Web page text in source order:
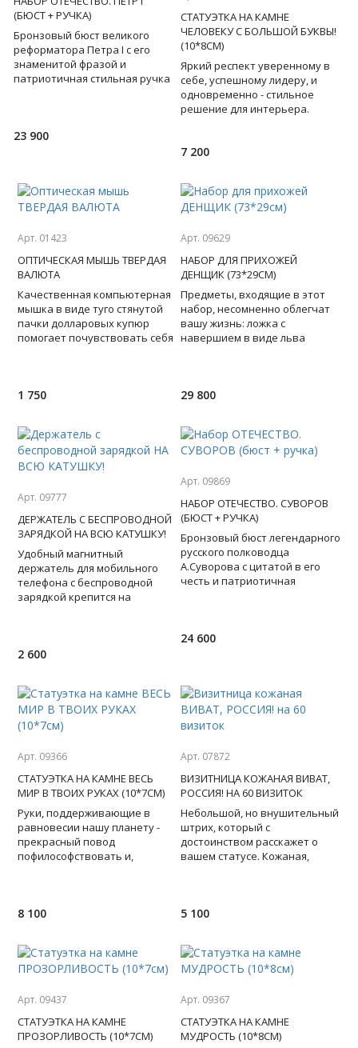
(БЮСТ + РУЧКА)
Бронзовый бюст великого
реформатора Петра I с его
знаменитой фразой и
патриотичная стильная ручка
23 900
СТАТУЭТКА НА КАМНЕ
ЧЕЛОВЕКУ С БОЛЬШОЙ БУКВЫ!
(10*8СМ)
Яркий респект уверенному в
себе, успешному лидеру, и
одновременно - стильное
решение для интерьера.
ти
7 200
Арт. 01423
ОПТИЧЕСКАЯ МЫШЬ ТВЕРДАЯ
ВАЛЮТА
Качественная компьютерная
мышка в виде туго стянутой
пачки долларовых купюр
помогает почувствовать себя
1 750
Арт. 09629
НАБОР ДЛЯ ПРИХОЖЕЙ
ДЕНЩИК (73*29СМ)
Предметы, входящие в этот
набор, несомненно облегчат
вашу жизнь: ложка с
навершием в виде льва
29 800
Арт. 09777
ДЕРЖАТЕЛЬ С БЕСПРОВОДНОЙ
ЗАРЯДКОЙ НА ВСЮ КАТУШКУ!
Удобный магнитный
держатель для мобильного
телефона с беспроводной
зарядкой крепится на
2 600
Арт. 09869
НАБОР ОТЕЧЕСТВО. СУВОРОВ
(БЮСТ + РУЧКА)
Бронзовый бюст легендарного
русского полководца
А.Суворова с цитатой в его
честь и патриотичная
24 600
Арт. 09366
СТАТУЭТКА НА КАМНЕ ВЕСЬ
МИР В ТВОИХ РУКАХ (10*7СМ)
Руки, поддерживающие в
равновесии нашу планету -
прекрасный повод
пофилософствовать и,
8 100
Арт. 07872
ВИЗИТНИЦА КОЖАНАЯ ВИВАТ,
РОССИЯ! НА 60 ВИЗИТОК
Небольшой, но внушительный
штрих, который с
достоинством расскажет о
вашем статусе. Кожаная,
5 100
Арт. 09437
СТАТУЭТКА НА КАМНЕ
ПРОЗОРЛИВОСТЬ (10*7СМ)
Арт. 09367
СТАТУЭТКА НА КАМНЕ
МУДРОСТЬ (10*8СМ)